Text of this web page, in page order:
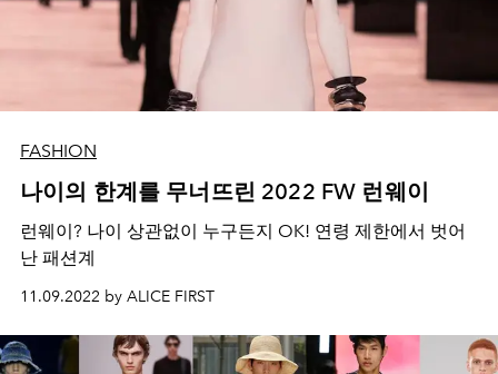
FASHION
나이의 한계를 무너뜨린 2022 FW 런웨이
런웨이? 나이 상관없이 누구든지 OK! 연령 제한에서 벗어
난 패션계
11.09.2022 by ALICE FIRST